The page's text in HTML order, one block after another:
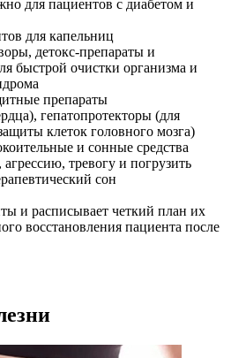
для пациентов с диабетом и
для капельниц
детокс-препараты и
быстрой очистки организма и
препараты
гепатопротекторы (для
клеток головного мозга)
и сонные средства
тревогу и погрузить
сон
и расписывает четкий план их
восстановления пациента после